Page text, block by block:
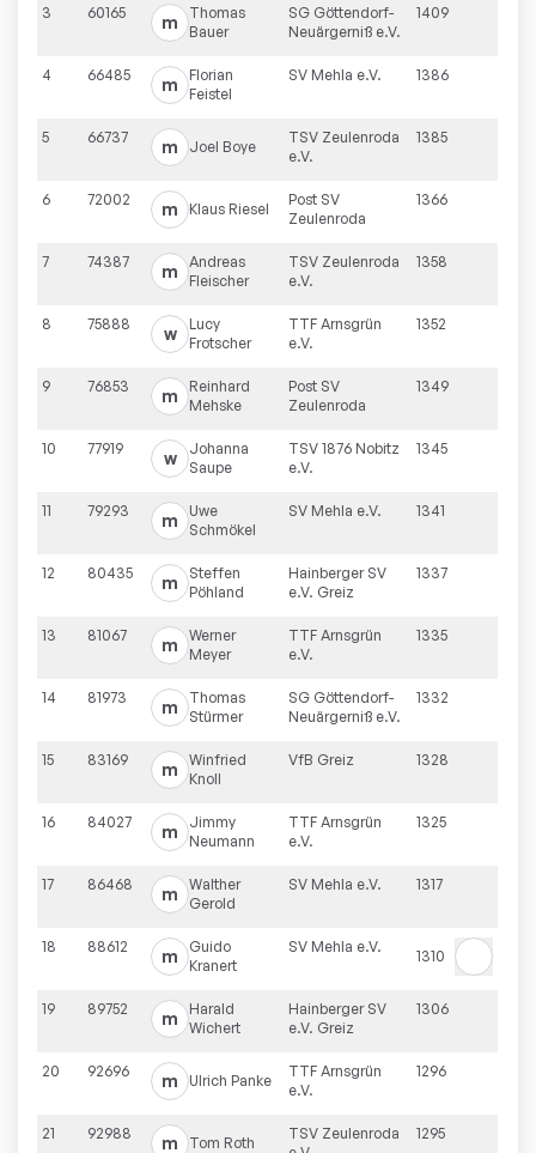
3 60165 m
Thomas
Bauer
SG Göttendorf-
Neuärgerniß e.V.
1409
4 66485 m
Florian
Feistel
SV Mehla e.V. 1386
5 66737 m Joel Boye
TSV Zeulenroda
e.V.
1385
6 72002 m Klaus Riesel
Post SV
Zeulenroda
1366
7 74387 m
Andreas
Fleischer
TSV Zeulenroda
e.V.
1358
8 75888 w
Lucy
Frotscher
TTF Arnsgrün
e.V.
1352
9 76853 m
Reinhard
Mehske
Post SV
Zeulenroda
1349
10 77919 w
Johanna
Saupe
TSV 1876 Nobitz
e.V.
1345
11 79293 m
Uwe
Schmökel
SV Mehla e.V. 1341
12 80435 m
Steffen
Pöhland
Hainberger SV
e.V. Greiz
1337
13 81067 m
Werner
Meyer
TTF Arnsgrün
e.V.
1335
14 81973 m
Thomas
Stürmer
SG Göttendorf-
Neuärgerniß e.V.
1332
15 83169 m
Winfried
Knoll
VfB Greiz 1328
16 84027 m
Jimmy
Neumann
TTF Arnsgrün
e.V.
1325
17 86468 m
Walther
Gerold
SV Mehla e.V. 1317
18 88612 m
Guido
Kranert
SV Mehla e.V.
1310
19 89752 m
Harald
Wichert
Hainberger SV
e.V. Greiz
1306
20 92696 m Ulrich Panke
TTF Arnsgrün
e.V.
1296
21 92988 m Tom Roth
TSV Zeulenroda
1295